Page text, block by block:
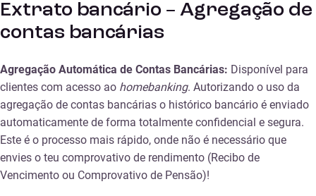
Extrato bancário – Agregação de
contas bancárias
Agregação Automática de Contas Bancárias: Disponível para
clientes com acesso ao homebanking. Autorizando o uso da
agregação de contas bancárias o histórico bancário é enviado
automaticamente de forma totalmente confidencial e segura.
Este é o processo mais rápido, onde não é necessário que
envies o teu comprovativo de rendimento (Recibo de
Vencimento ou Comprovativo de Pensão)!